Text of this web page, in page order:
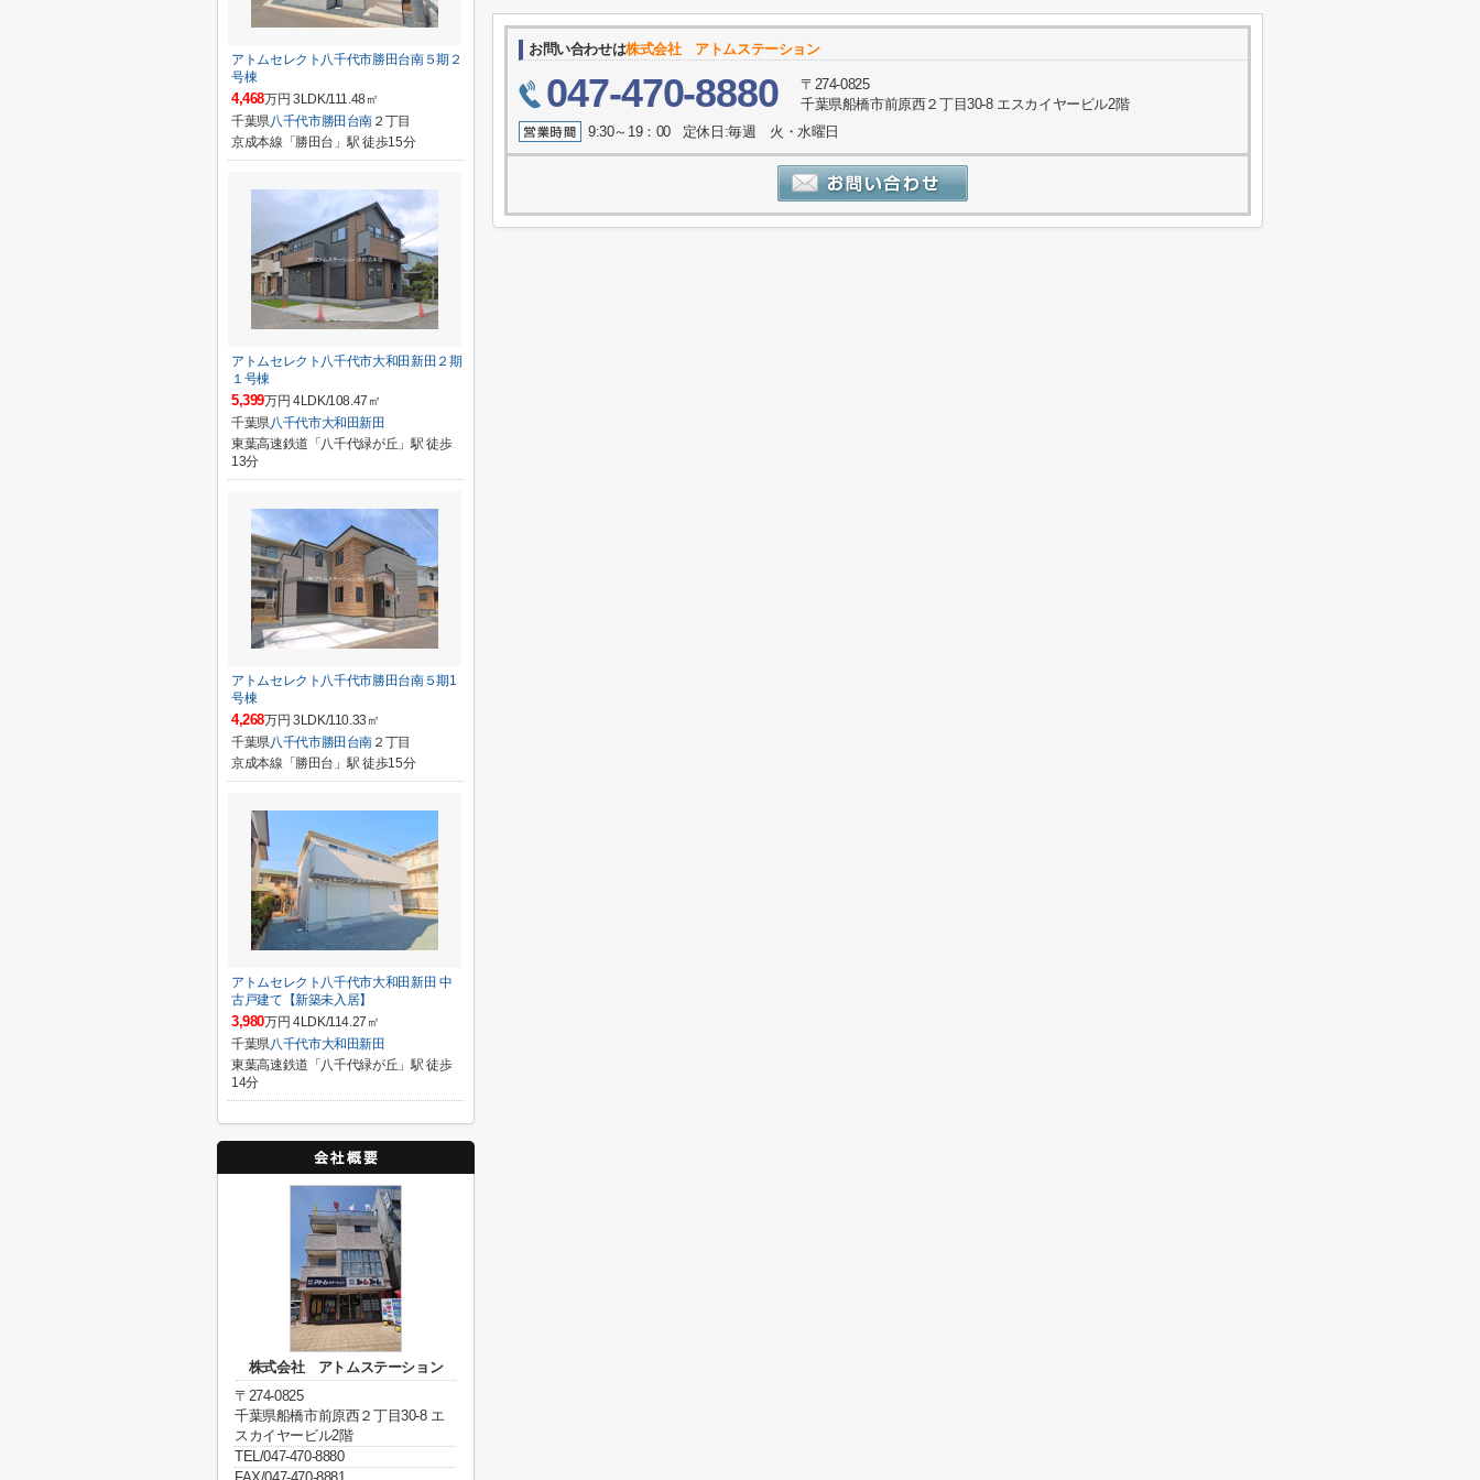
お問い合わせは株式会社 アトムステーション
047-470-8880
〒274-0825
千葉県船橋市前原西２丁目30-8 エスカイヤービル2階
9:30～19：00 定休日:毎週 火・水曜日
アトムセレクト八千代市勝田台南５期２
号棟
4,468万円 3LDK/111.48㎡
千葉県八千代市勝田台南 ２丁目
京成本線「勝田台」駅 徒歩15分
アトムセレクト八千代市大和田新田２期
１号棟
5,399万円 4LDK/108.47㎡
千葉県八千代市大和田新田
東葉高速鉄道「八千代緑が丘」駅 徒歩
13分
アトムセレクト八千代市勝田台南５期1
号棟
4,268万円 3LDK/110.33㎡
千葉県八千代市勝田台南 ２丁目
京成本線「勝田台」駅 徒歩15分
アトムセレクト八千代市大和田新田 中
古戸建て【新築未入居】
3,980万円 4LDK/114.27㎡
千葉県八千代市大和田新田
東葉高速鉄道「八千代緑が丘」駅 徒歩
14分
株式会社 アトムステーション
〒274-0825
千葉県船橋市前原西２丁目30-8 エ
スカイヤービル2階
TEL/047-470-8880